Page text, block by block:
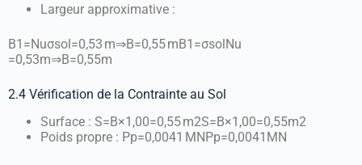
Largeur approximative :
B1=Nuσsol=0,53 m⇒B=0,55 mB1 =σsolNu
=0,53m⇒B=0,55m
2.4 Vérification de la Contrainte au Sol
Surface : S=B×1,00=0,55 m2S=B×1 ,00=0,55m2
Poids propre : Pp=0,0041 MNPp=0,0041 MN